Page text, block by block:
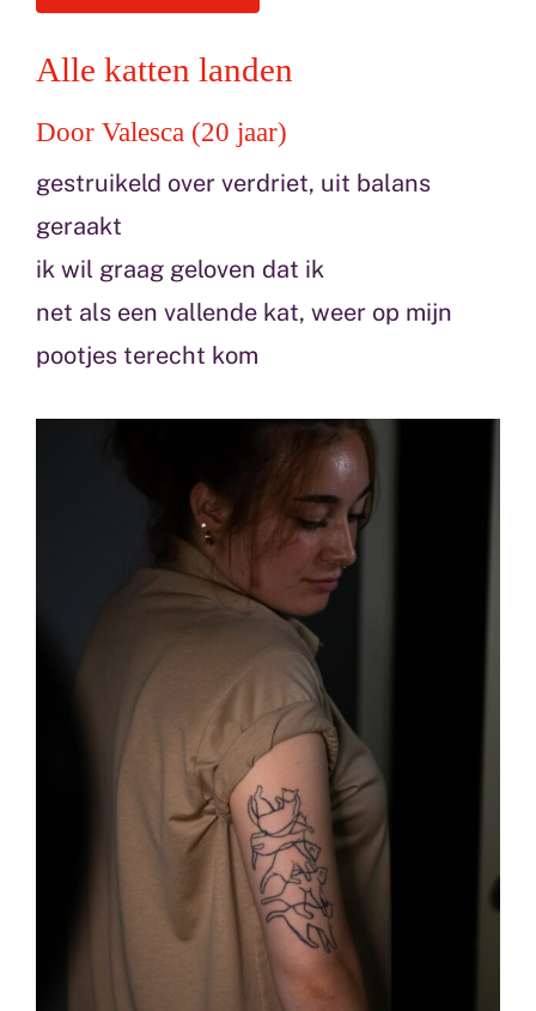
Alle katten landen
Door Valesca (20 jaar)
gestruikeld over verdriet, uit balans
geraakt
ik wil graag geloven dat ik
net als een vallende kat, weer op mijn
pootjes terecht kom